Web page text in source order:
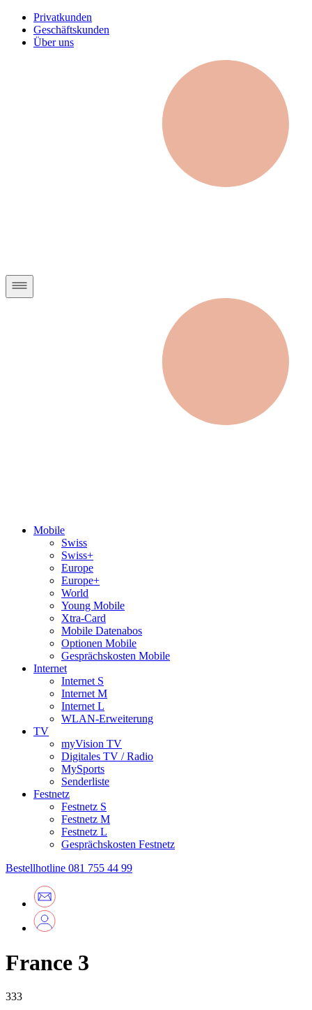
Privatkunden
Geschäftskunden
Über uns
Mobile
Swiss
Swiss+
Europe
Europe+
World
Young Mobile
Xtra-Card
Mobile Datenabos
Optionen Mobile
Gesprächskosten Mobile
Internet
Internet S
Internet M
Internet L
WLAN-Erweiterung
TV
myVision TV
Digitales TV / Radio
MySports
Senderliste
Festnetz
Festnetz S
Festnetz M
Festnetz L
Gesprächskosten Festnetz
Bestellhotline 081 755 44 99
France 3
333